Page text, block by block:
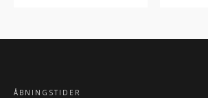
ÅBNINGSTIDER